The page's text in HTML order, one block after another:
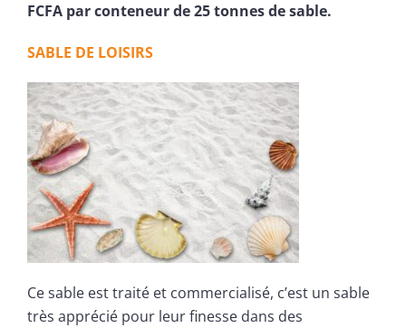
FCFA par conteneur de 25 tonnes de sable.
SABLE DE LOISIRS
Ce sable est traité et commercialisé, c’est un sable
très apprécié pour leur finesse dans des